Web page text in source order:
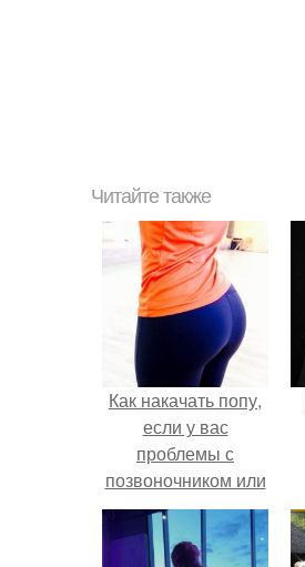
Читайте также
Как накачать попу,
если у вас
проблемы с
позвоночником или
тренировки попы
без осевой
нагрузки.